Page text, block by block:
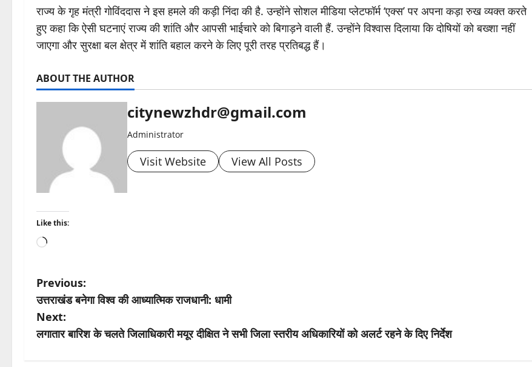
राज्य के गृह मंत्री गोविंददास ने इस हमले की कड़ी निंदा की है. उन्होंने सोशल मीडिया प्लेटफॉर्म ‘एक्स’ पर अपना कड़ा रुख व्यक्त करते
हुए कहा कि ऐसी घटनाएं राज्य की शांति और आपसी भाईचारे को बिगाड़ने वाली हैं. उन्होंने विश्वास दिलाया कि दोषियों को बख्शा नहीं
जाएगा और सुरक्षा बल क्षेत्र में शांति बहाल करने के लिए पूरी तरह प्रतिबद्ध हैं।
ABOUT THE AUTHOR
citynewzhdr@gmail.com
Administrator
Visit Website View All Posts
Like this:
Loading…
P
o
s
Previous:
उत्तराखंड बनेगा विश्व की आध्यात्मिक राजधानी: धामी
Next:
लगातार बारिश के चलते जिलाधिकारी मयूर दीक्षित ने सभी जिला स्तरीय अधिकारियों को अलर्ट रहने के दिए निर्देश